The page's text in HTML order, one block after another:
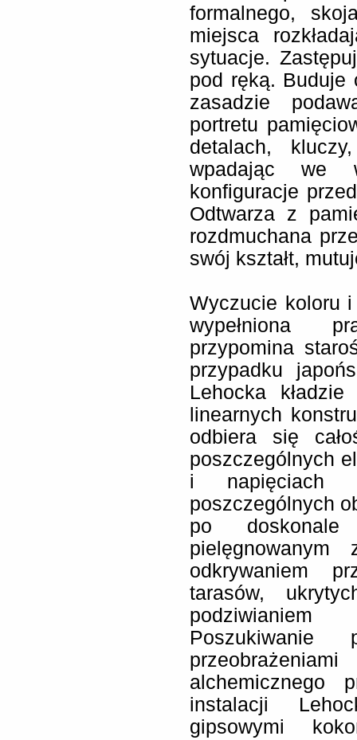
formalnego,
miejsca
sytuacje.
pod ręką. Buduje
zasadzie
portretu
detalach,
wpadając we
konfiguracje
Odtwarza z
rozdmuchana
swój kształt,
Wyczucie koloru
wypełniona
przypomina
przypadku
Lehocka
linearnych
odbiera się
poszczególnych
i napięciach
poszczególnych
po doskonale
odkrywaniem
tarasów,
Poszukiwanie
alchemicznego
instalacji
gipsowymi